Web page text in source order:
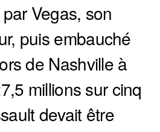
Vegas, son
puis embauché
de Nashville à
millions sur cinq
devait être